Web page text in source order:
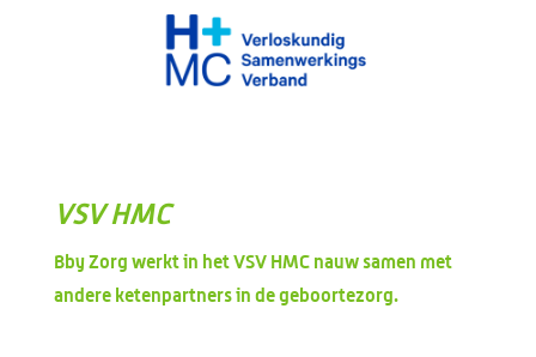
VSV HMC
Bby Zorg werkt in het VSV HMC nauw samen met
andere ketenpartners in de geboortezorg.